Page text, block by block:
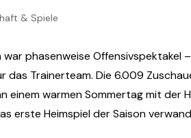
2026
aktuelle
der Trainingsplätze
& Spiele
phasenweise Offensivspektakel
das Trainerteam. Die 6.009
einem warmen Sommertag mit der
erste Heimspiel der Saison